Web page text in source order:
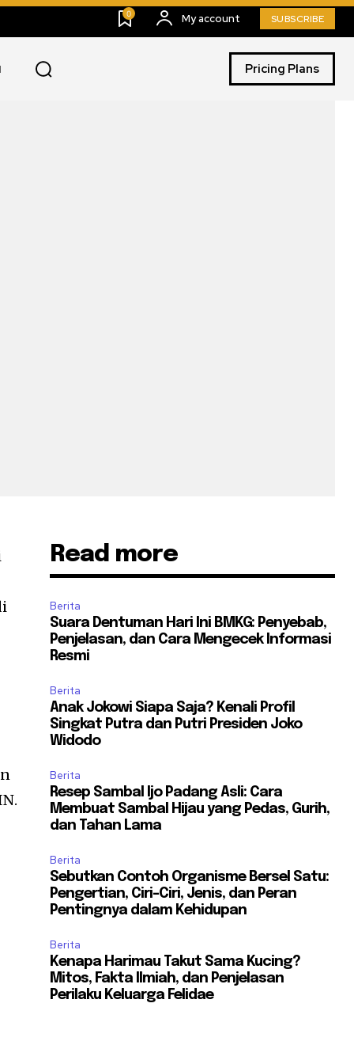
0 My account SUBSCRIBE
Pricing Plans
Read more
Berita
Suara Dentuman Hari Ini BMKG: Penyebab,
Penjelasan, dan Cara Mengecek Informasi
Resmi
Berita
Anak Jokowi Siapa Saja? Kenali Profil
Singkat Putra dan Putri Presiden Joko
Widodo
Berita
Resep Sambal Ijo Padang Asli: Cara
Membuat Sambal Hijau yang Pedas, Gurih,
dan Tahan Lama
Berita
Sebutkan Contoh Organisme Bersel Satu:
Pengertian, Ciri-Ciri, Jenis, dan Peran
Pentingnya dalam Kehidupan
Berita
Kenapa Harimau Takut Sama Kucing?
Mitos, Fakta Ilmiah, dan Penjelasan
Perilaku Keluarga Felidae